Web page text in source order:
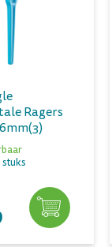
Ragers
stuks